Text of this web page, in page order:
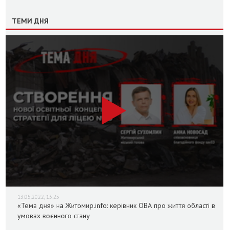
ТЕМИ ДНЯ
13.05.2022, 13:25
«Тема дня» на Житомир.info: керівник ОВА про життя області в
умовах воєнного стану